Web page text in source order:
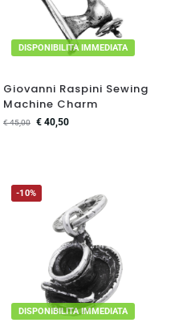
DISPONIBILITA IMMEDIATA
Giovanni Raspini Sewing
Machine Charm
€45,00 € 40,50
-10%
DISPONIBILITA IMMEDIATA